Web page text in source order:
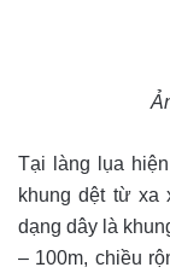
Tại làng lụa
khung dệt từ xa
dạng dây là
– 100m, chiều